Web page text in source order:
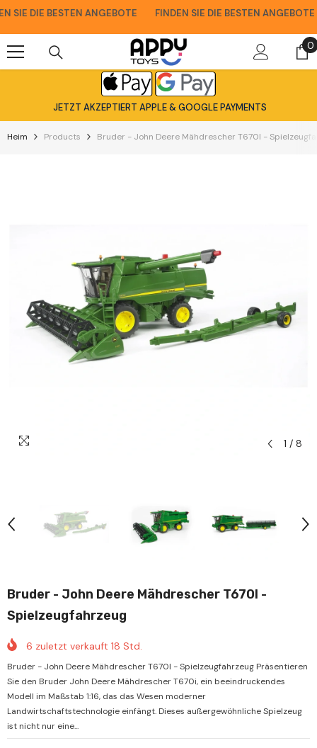
DIE BESTEN ANGEBOTE FINDEN SIE DIE BESTEN ANGEBOTE
00
JETZT AKZEPTIERT APPLE & GOOGLE PAYMENTS
Heim Products Bruder - John Deere Mähdrescher T670I -
1 / 8
Bruder - John Deere Mähdrescher T670I -
Spielzeugfahrzeug
6 zuletzt verkauft 18 Std.
Bruder - John Deere Mähdrescher T670I - Spielzeugfahrzeug Präsentieren
Sie den Bruder John Deere Mähdrescher T670i, ein beeindruckendes
Modell im Maßstab 1:16, das das Wesen moderner
Landwirtschaftstechnologie einfängt. Dieses außergewöhnliche Spielzeug
ist nicht nur eine...